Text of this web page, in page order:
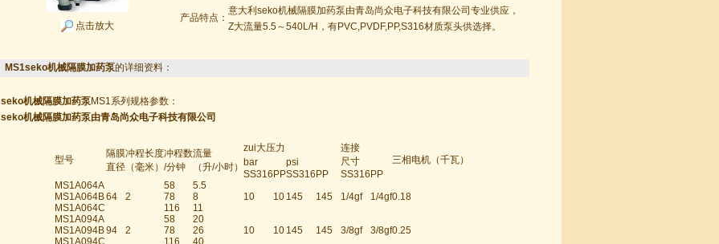
点击放大
产品特点：
意大利seko机械隔膜加药泵由青岛尚众电子科技有限公司专业供应，
Z大流量5.5～540L/H，有PVC,PVDF,PP,S316材质泵头供选择。
MS1seko机械隔膜加药泵的详细资料：
seko机械隔膜加药泵MS1系列规格参数：
seko机械隔膜加药泵由青岛尚众电子科技有限公司
型号
隔膜
直径
冲程长度
（毫米）
冲程数
/分钟
流量
（升/小时）
zui大压力
连接
尺寸
三相电机（千瓦）
bar
psi
SS316 PPSS316 PP SS316 PP
MS1A064A
64
2
58
5.5
10
10 145 145 1/4gf 1/4gf0.18
MS1A064B 78
8
MS1A064C
116
11
MS1A094A
94
2
58
20
10
10 145 145 3/8gf 3/8gf0.25
MS1A094B 78
26
MS1A094C
116
40